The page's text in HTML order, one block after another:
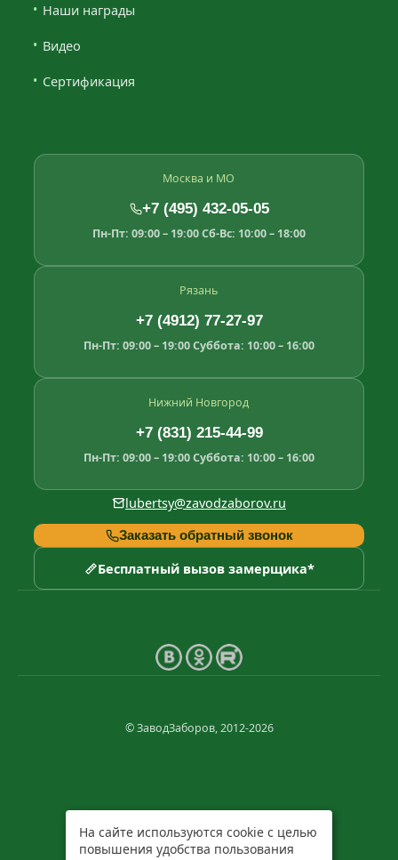
На сайте используются cookie с целью
повышения удобства пользования
Наши награды
Видео
Сертификация
Москва и МО
+7 (495) 432-05-05
Пн-Пт: 09:00 – 19:00Сб-Вс: 10:00 – 18:00
Рязань
+7 (4912) 77-27-97
Пн-Пт: 09:00 – 19:00Суббота: 10:00 – 16:00
Нижний Новгород
+7 (831) 215-44-99
Пн-Пт: 09:00 – 19:00Суббота: 10:00 – 16:00
lubertsy@zavodzaborov.ru
Заказать обратный звонок
Бесплатный вызов замерщика*
© ЗаводЗаборов, 2012-2026